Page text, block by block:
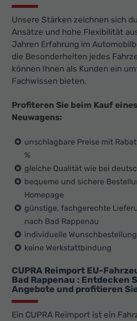
Unsere Stärken zeichnen sich
Ansätze und hohe Flexibilität
Jahren Erfahrung im
die Besonderheiten jedes
können Ihnen als Kunden ein
Fachwissen bieten.
Profiteren Sie beim Kauf eines
Neuwagens:
unschlagbare Preise mit
%
gleiche Qualität wie bei
bequeme und sichere
Homepage
günstige, fachgerechte
nach Bad Rappenau
individuelle
keine Werkstattbindung
CUPRA Reimport EU-
Bad Rappenau : Entdecken
Angebote und profitieren
Ein CUPRA Reimport ist ein